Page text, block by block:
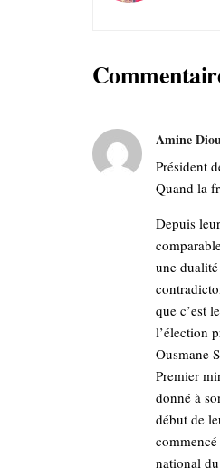
Amine
Président
Quand la
Depuis
une
que c’est
l’élection
Ousmane
Premier
donné à
début de
national